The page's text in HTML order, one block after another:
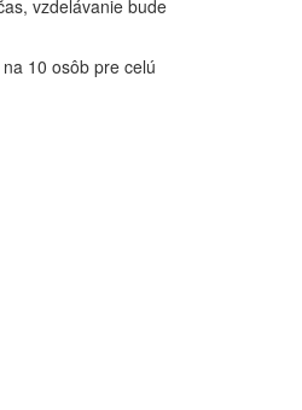
vzdelávanie bude
10 osôb pre celú